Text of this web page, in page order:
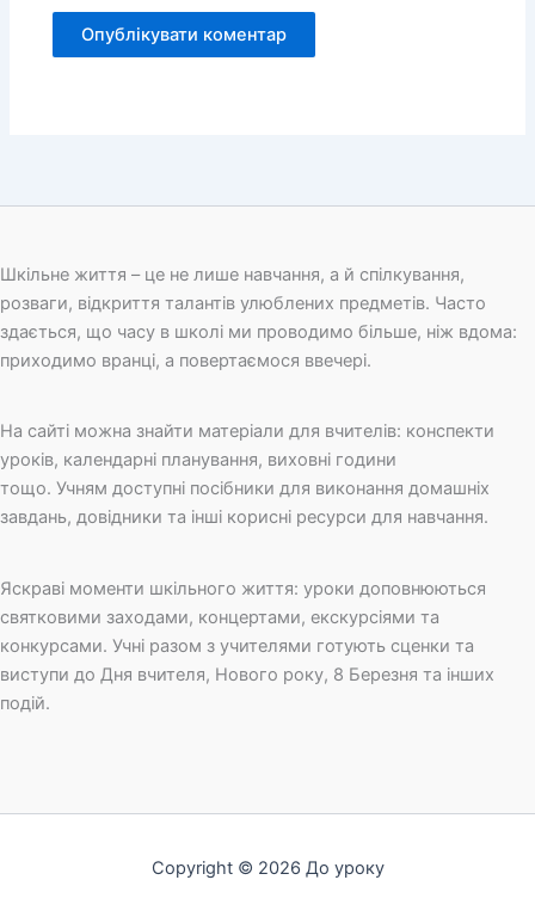
Шкільне життя – це не лише навчання, а й спілкування,
розваги, відкриття талантів улюблених предметів. Часто
здається, що часу в школі ми проводимо більше, ніж вдома:
приходимо вранці, а повертаємося ввечері.
На сайті можна знайти матеріали для вчителів: конспекти
уроків, календарні планування, виховні години
тощо. Учням доступні посібники для виконання домашніх
завдань, довідники та інші корисні ресурси для навчання.
Яскраві моменти шкільного життя: уроки доповнюються
святковими заходами, концертами, екскурсіями та
конкурсами. Учні разом з учителями готують сценки та
виступи до Дня вчителя, Нового року, 8 Березня та інших
подій.
Copyright © 2026 До уроку